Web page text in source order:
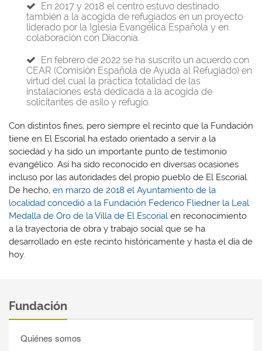
En 2017 y 2018 el centro estuvo destinado
también a la acogida de refugiados en un proyecto
liderado por la Iglesia Evangélica Española y en
colaboración con Diaconía.
En febrero de 2022 se ha suscrito un acuerdo con
CEAR (Comisión Española de Ayuda al Refugiado) en
virtud del cual la práctica totalidad de las
instalaciones está dedicada a la acogida de
solicitantes de asilo y refugio.
Con distintos fines, pero siempre el recinto que la Fundación
tiene en El Escorial ha estado orientado a servir a la
sociedad y ha sido un importante punto de testimonio
evangélico. Así ha sido reconocido en diversas ocasiones
incluso por las autoridades del propio pueblo de El Escorial.
De hecho, en marzo de 2018 el Ayuntamiento de la
localidad concedió a la Fundación Federico Fliedner la Leal
Medalla de Oro de la Villa de El Escorial en reconocimiento
a la trayectoria de obra y trabajo social que se ha
desarrollado en este recinto históricamente y hasta el día de
hoy.
Fundación
Quiénes somos